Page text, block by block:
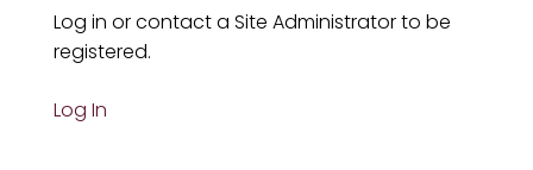
Log in or contact a Site Administrator to be
registered.
Log In